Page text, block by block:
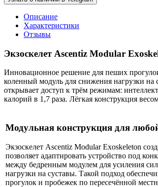
Описание
Характеристики
Отзывы
Экзоскелет Ascentiz Modular
Инновационное решение для пеших
коленный модуль для снижения нагрузки
открывает доступ к трём режимам:
калорий в 1,7 раза. Лёгкая конструкция
Модульная конструкция для
Экзоскелет Ascentiz Modular Exoskeleton
позволяет адаптировать устройство под
между бедренным модулем для усиления
нагрузки на суставы. Такой подход
прогулок и пробежек по пересечённой